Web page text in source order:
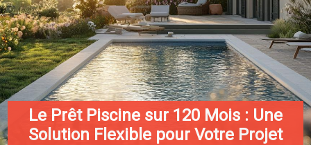
Le Prêt Piscine sur 120 Mois : Une
Solution Flexible pour Votre Projet